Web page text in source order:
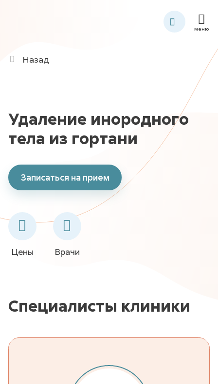
Назад
Удаление инородного
тела из гортани
Записаться на прием
Цены Врачи
Специалисты клиники
меню